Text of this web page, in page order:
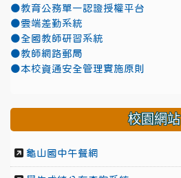
●教育公務單一認證授權平台
●雲端差勤系統
●全國教師研習系統
●教師網路郵局
●本校資通安全管理實施原則
校園網站
龜山國中午餐網